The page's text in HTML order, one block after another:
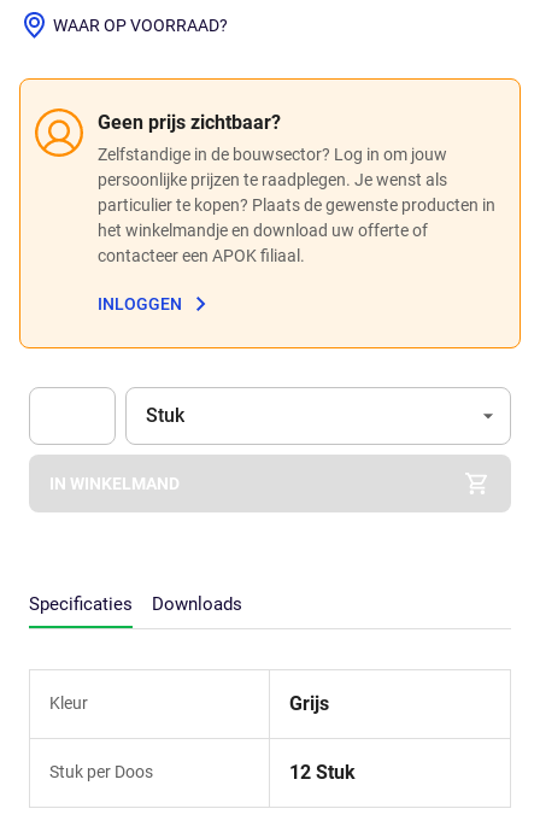
Geen prijs zichtbaar?
Zelfstandige in de bouwsector? Log in om jouw
persoonlijke prijzen te raadplegen. Je wenst als
particulier te kopen? Plaats de gewenste producten in
het winkelmandje en download uw offerte of
contacteer een APOK filiaal.
INLOGGEN
WAAR OP VOORRAAD?
Apok.Product.Detail.AddToCart.Quantity (Optioneel)
Eenheid
Stuk
IN WINKELMAND
Specificaties Downloads
Kleur Grijs
Stuk per Doos 12 Stuk